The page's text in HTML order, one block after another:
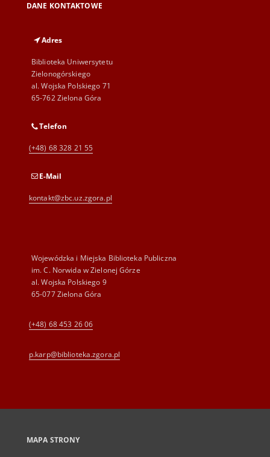
DANE KONTAKTOWE
Adres
Biblioteka Uniwersytetu
Zielonogórskiego
al. Wojska Polskiego 71
65-762 Zielona Góra
Telefon
(+48) 68 328 21 55
E-Mail
kontakt@zbc.uz.zgora.pl
Wojewódzka i Miejska Biblioteka Publiczna
im. C. Norwida w Zielonej Górze
al. Wojska Polskiego 9
65-077 Zielona Góra
(+48) 68 453 26 06
p.karp@biblioteka.zgora.pl
MAPA STRONY